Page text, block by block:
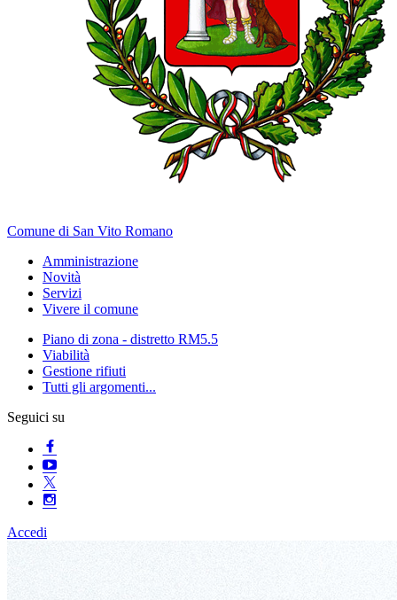
Comune di San Vito Romano
Amministrazione
Novità
Servizi
Vivere il comune
Piano di zona - distretto RM5.5
Viabilità
Gestione rifiuti
Tutti gli argomenti...
Seguici su
Accedi